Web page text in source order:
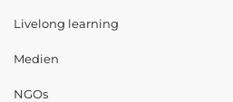
Livelong learning
Medien
NGOs